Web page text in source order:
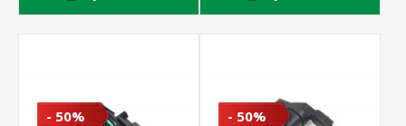
- 50% - 50%